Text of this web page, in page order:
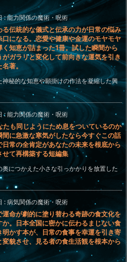
:能力関係の魔術・呪術
る伝統的な儀式と伝承の力が日常の悩み
口になる。恋愛や健康や金運のモヤモヤ
く知恵が詰まった1冊。試した瞬間から
ガラリと変化して前向きな運気を引き
著。
秘的な知恵や願掛けの作法を凝縮した興
:能力関係の魔術・呪術
たも同じようにため息をついているのか
間に急激な寒気がしたなら今すぐこの話
日常の全肯定があなたの未来を根底から
せて再構築する短編集
につかえた小さな引っかかりを放置した
:病気関係の魔術・呪術
運命が劇的に塗り替わる奇跡の食文化を
か。日本全国に密かに伝わるまじない食
明かす本が、日常の食事を幸運を引き寄
変貌させ、見る者の食生活観を根本から